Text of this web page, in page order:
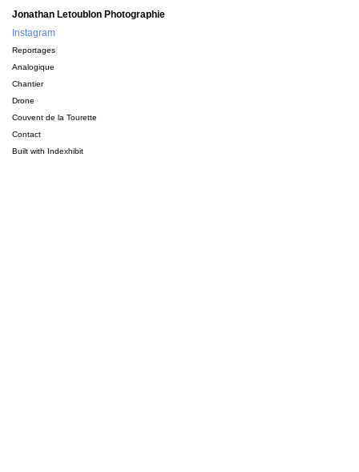
Jonathan Letoublon Photographie
Instagram
Reportages
Analogique
Chantier
Drone
Couvent de la Tourette
Contact
Built with Indexhibit